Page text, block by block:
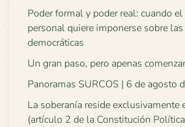
Poder formal y poder real: cuando
personal quiere imponerse sobre
democráticas
Un gran paso, pero apenas
Panoramas SURCOS | 6 de agosto
La soberanía reside exclusivamente
(artículo 2 de la Constitución